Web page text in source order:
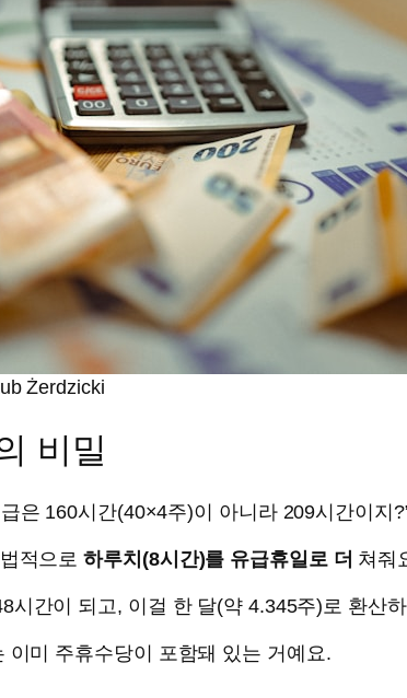
Żerdzicki
비밀
은 160시간(40×4주)이 아니라 209시간이지
적으로하루치(8시간)를 유급휴일로 더 쳐줘
시간이 되고, 이걸 한 달(약 4.345주)로 환산
이미 주휴수당이 포함돼 있는 거예요.